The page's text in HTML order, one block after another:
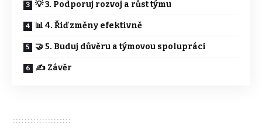
💡 3. Podporuj rozvoj a růst týmu
📊 4. Řiď změny efektivně
🤝 5. Buduj důvěru a týmovou spolupráci
✍️ Závěr